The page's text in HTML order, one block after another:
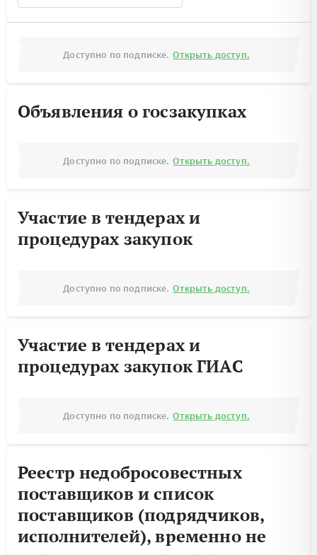
Доступно по подписке. Открыть доступ.
Объявления о госзакупках
Доступно по подписке. Открыть доступ.
Участие в тендерах и
процедурах закупок
Доступно по подписке. Открыть доступ.
Участие в тендерах и
процедурах закупок ГИАС
Доступно по подписке. Открыть доступ.
Реестр недобросовестных
поставщиков и список
поставщиков (подрядчиков,
исполнителей), временно не